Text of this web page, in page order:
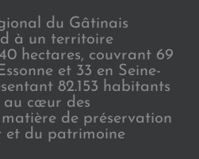
du Gâtinais
à un territoire
hectares, couvrant 69
et 33 en Seine-
82.153 habitants
au cœur des
de préservation
et du patrimoine